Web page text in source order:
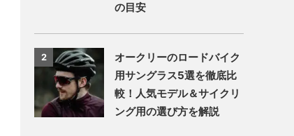
の目安
2
オークリーのロードバイク
用サングラス5選を徹底比
較！人気モデル＆サイクリ
ング用の選び方を解説